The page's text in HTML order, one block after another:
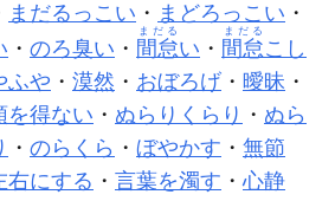
まだるっこい ・ まどろっこい ・
・ のろ臭い ・ 間怠
まだる
い ・ 間怠
まだる
こし
ふや ・ 漠然 ・ おぼろげ ・ 曖昧 ・
を得ない ・ ぬらりくらり ・ ぬら
・ のらくら ・ ぼやかす ・ 無節
右にする ・ 言葉を濁す ・心静